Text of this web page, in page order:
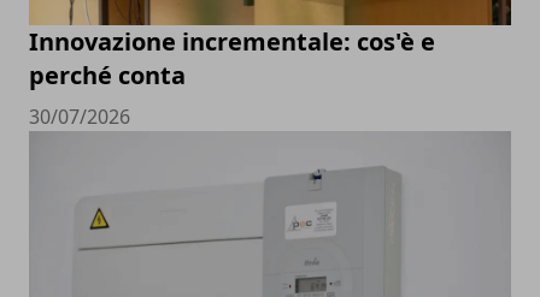
Innovazione incrementale: cos'è e
perché conta
30/07/2026